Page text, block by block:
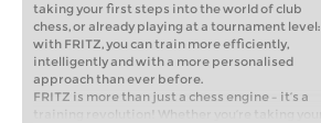
taking your first steps into the world of club
chess, or already playing at a tournament level:
with FRITZ, you can train more efficiently,
intelligently and with a more personalised
approach than ever before.
FRITZ is more than just a chess engine – it’s a
training revolution! Whether you’re taking your